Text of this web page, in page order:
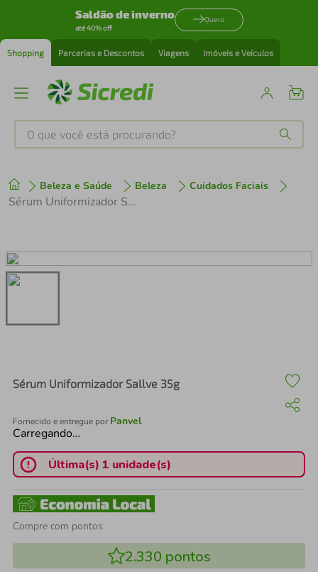
Saldão de inverno
até 40% off
Quero
Shopping Parcerias e Descontos Viagens Imóveis e Veículos
O que você está procurando?
Beleza e Saúde Beleza Cuidados Faciais
Sérum Uniformizador Sallve 35g
Sérum Uniformizador Sallve 35g
Fornecido e entregue por Panvel
Carregando…
Última(s) 1 unidade(s)
Compre com pontos:
2.330 pontos
1º tenis